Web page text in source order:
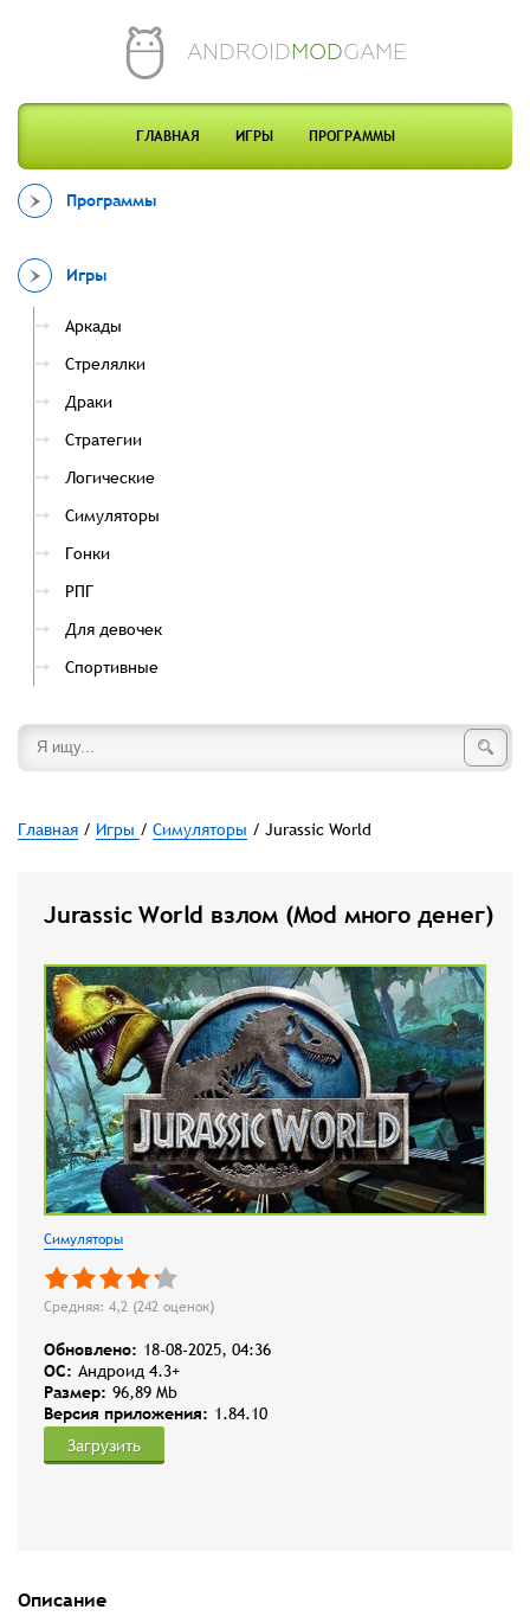
ANDROIDMODGAME
ГЛАВНАЯ ИГРЫ ПРОГРАММЫ
Программы
Игры
Аркады
Стрелялки
Драки
Стратегии
Логические
Симуляторы
Гонки
РПГ
Для девочек
Спортивные
Главная / Игры / Симуляторы / Jurassic World
Jurassic World взлом (Mod много денег)
Симуляторы
Средняя: 4,2 (242 оценок)
Обновлено: 18-08-2025, 04:36
OC: Андроид 4.3+
Размер: 96,89 Mb
Версия приложения: 1.84.10
Загрузить
Описание